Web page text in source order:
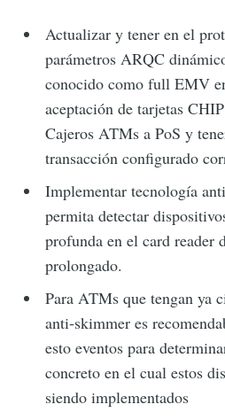
Actualizar y tener en el
parámetros ARQC
conocido como full EMV
aceptación de tarjetas
Cajeros ATMs a PoS y
transacción configurado
Implementar tecnología
permita detectar
profunda en el card reader
prolongado.
Para ATMs que tengan ya
anti-skimmer es
esto eventos para
concreto en el cual estos
siendo implementados